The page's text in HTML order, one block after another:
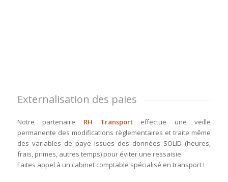
Externalisation des paies
Notre partenaire RH Transport effectue une veille
permanente des modifications règlementaires et traite même
des variables de paye issues des données SOLID (heures,
frais, primes, autres temps) pour éviter une ressaisie.
Faites appel à un cabinet comptable spécialisé en transport !